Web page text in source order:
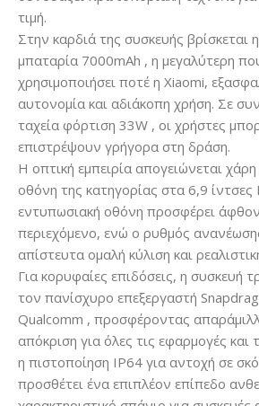
τιμή.
Στην καρδιά της συσκευής βρίσκεται
μπαταρία 7000mAh , η μεγαλύτερη
χρησιμοποιήσει ποτέ η Xiaomi,
αυτονομία και αδιάκοπη χρήση. Σε
ταχεία φόρτιση 33W , οι χρήστες
επιστρέψουν γρήγορα στη δράση.
Η οπτική εμπειρία απογειώνεται
οθόνη της κατηγορίας στα 6,9 ίντσες
εντυπωσιακή οθόνη προσφέρει
περιεχόμενο, ενώ ο ρυθμός
απίστευτα ομαλή κύλιση και
Για κορυφαίες επιδόσεις, η συσκευή
τον πανίσχυρο επεξεργαστή
Qualcomm , προσφέροντας
απόκριση για όλες τις εφαρμογές και
η πιστοποίηση IP64 για αντοχή σε
προσθέτει ένα επιπλέον επίπεδο